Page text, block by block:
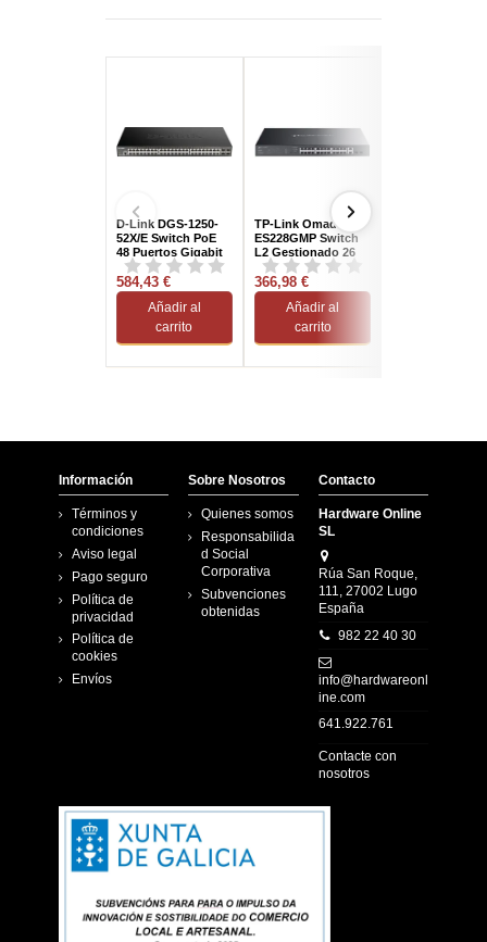
D-Link DGS-1250-
52X/E Switch PoE
48 Puertos Gigabit
+ 4 Puertos SPF
584,43 €
Añadir al
carrito
TP-Link Omada
ES228GMP Switch
L2 Gestionado 26
Puertos Gigabit
Ethernet PoE Negro
366,98 €
Añadir al
carrito
Información
Términos y
condiciones
Aviso legal
Pago seguro
Política de
privacidad
Política de
cookies
Envíos
Sobre Nosotros
Quienes somos
Responsabilida
d Social
Corporativa
Subvenciones
obtenidas
Contacto
Hardware Online
SL
Rúa San Roque,
111, 27002 Lugo
España
982 22 40 30
info@hardwareonl
ine.com
641.922.761
Contacte con
nosotros